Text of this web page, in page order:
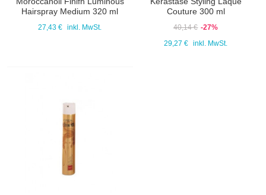
Hairspray Medium 320 ml
27,43 € inkl. MwSt.
Couture 300 ml
40,14 € -27%
29,27 €
inkl. MwSt.